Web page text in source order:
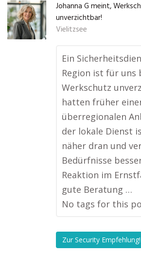
Johanna G meint,
unverzichtbar!
Vielitzsee
Ein
Region ist für uns
Werkschutz
hatten früher
überregionalen
der lokale Dienst
näher dran und
Bedürfnisse
Reaktion im
gute Beratung …
No tags for this
Zur Security Empfehlung!